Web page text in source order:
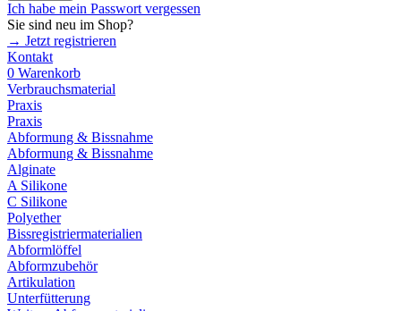
Ich habe mein Passwort vergessen
Sie sind neu im Shop?
→ Jetzt registrieren
Kontakt
0 Warenkorb
Verbrauchsmaterial
Praxis
Praxis
Abformung & Bissnahme
Abformung & Bissnahme
Alginate
A Silikone
C Silikone
Polyether
Bissregistriermaterialien
Abformlöffel
Abformzubehör
Artikulation
Unterfütterung